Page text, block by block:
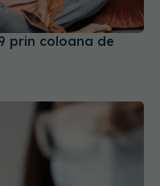
prin coloana de